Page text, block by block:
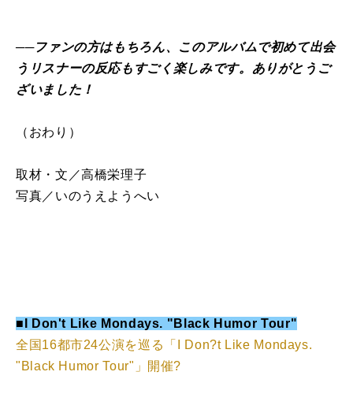
──ファンの方はもちろん、このアルバムで初めて出会
うリスナーの反応もすごく楽しみです。ありがとうご
ざいました！
（おわり）
取材・文／高橋栄理子
写真／いのうえようへい
■I Don't Like Mondays. "Black Humor Tour"
全国16都市24公演を巡る「I Don?t Like Mondays.
"Black Humor Tour"」開催?